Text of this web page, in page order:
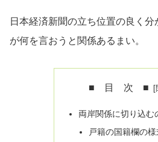
日本経済新聞の立ち位置の良く
が何を言おうと関係あるまい。
■ 目 次 ■
両岸関係に切り込む
戸籍の国籍欄の